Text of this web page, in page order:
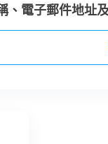
、電子郵件地址